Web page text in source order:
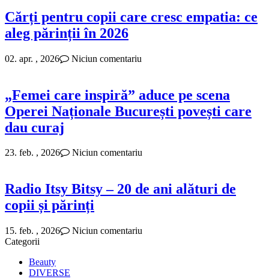
Cărți pentru copii care cresc empatia: ce
aleg părinții în 2026
02. apr. , 2026 Niciun comentariu
„Femei care inspiră” aduce pe scena
Operei Naționale București povești care
dau curaj
23. feb. , 2026 Niciun comentariu
Radio Itsy Bitsy – 20 de ani alături de
copii și părinți
15. feb. , 2026
Niciun comentariu
Categorii
Beauty
DIVERSE